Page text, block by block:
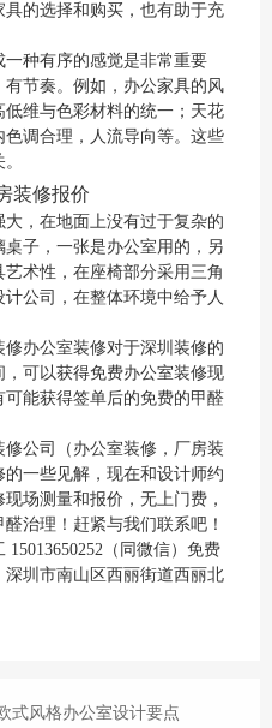
的选择和购买，也有助于充
种有序的感觉是非常重要
节奏。例如，办公家具的风
维与色彩材料的统一；天花
调合理，人流导向等。这些
，在地面上没有过于复杂的
子，一张是办公室用的，另
术性，在座椅部分采用三角
公司，在整体环境中给予人
办公室装修对于深圳装修的
可以获得免费办公室装修现
能获得签单后的免费的甲醛
公司（办公室装修，厂房装
一些见解，现在和设计师约
场测量和报价，无上门费，
治理！赶紧与我们联系吧！
（同微信）免费
深圳市南山区西丽街道西丽北
式风格办公室设计要点